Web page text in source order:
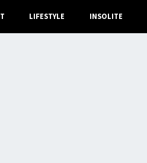
LIFESTYLE INSOLITE